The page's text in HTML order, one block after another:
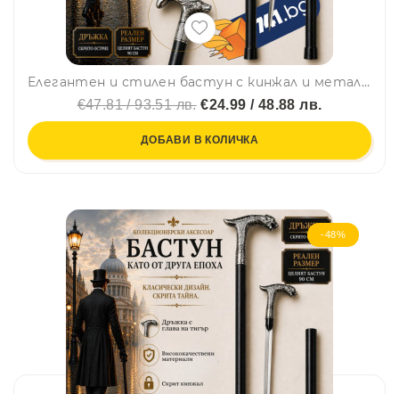
Елегантен и стилен бастун с кинжал и метална дръжка с глава на благороден елен - 27
€47.81 / 93.51 лв.€24.99 / 48.88 лв.
ДОБАВИ В КОЛИЧКА
-48%